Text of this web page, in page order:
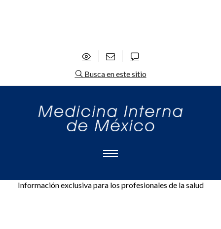
Busca en este sitio
Información exclusiva para los profesionales de la salud